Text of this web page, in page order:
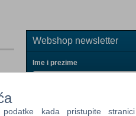
Webshop newsletter
Ime i prezime
Vaš email
kada pristupite stranici